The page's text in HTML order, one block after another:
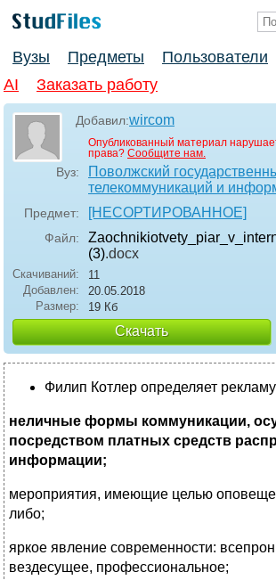
Вузы Предметы Пользователи
AI
Заказать работу
Добавил:wircom
Опубликованный материал
права? Сообщите нам.
Вуз:
Поволжский
телекоммуникаций и
Предмет: [НЕСОРТИРОВАННОЕ]
Файл:
(3).docx
Скачиваний:
11
Добавлен:
20.05.2018
Размер:
19 Кб
Скачать
Филип Котлер определяет рекламу
неличные формы коммуникации,
посредством платных средств
информации;
мероприятия, имеющие целью
либо;
яркое явление современности:
вездесущее, профессиональное;